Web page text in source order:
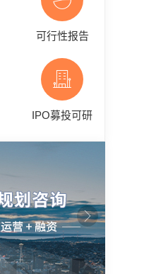
可行性报告
IPO募投可研